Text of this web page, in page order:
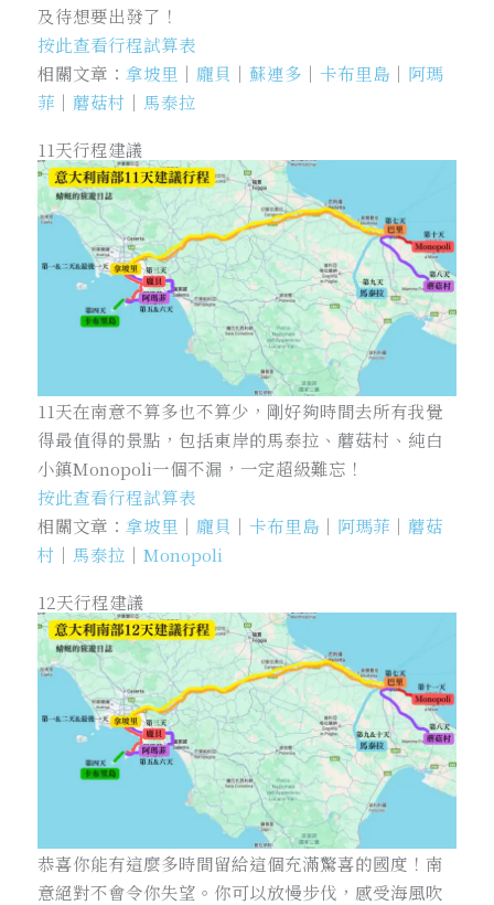
及待想要出發了！
按此查看行程試算表
相關文章： 拿坡里 ｜ 龐貝 ｜ 蘇連多 ｜ 卡布里島 ｜ 阿瑪
菲 ｜ 蘑菇村 ｜ 馬泰拉
11天行程建議
11天在南意不算多也不算少，剛好夠時間去所有我覺
得最值得的景點，包括東岸的馬泰拉、蘑菇村、純白
小鎮Monopoli一個不漏，一定超級難忘！
按此查看行程試算表
相關文章： 拿坡里 ｜ 龐貝 ｜ 卡布里島 ｜ 阿瑪菲 ｜ 蘑菇
村 ｜ 馬泰拉 ｜ Monopoli
12天行程建議
恭喜你能有這麼多時間留給這個充滿驚喜的國度！南
意絕對不會令你失望。你可以放慢步伐，感受海風吹